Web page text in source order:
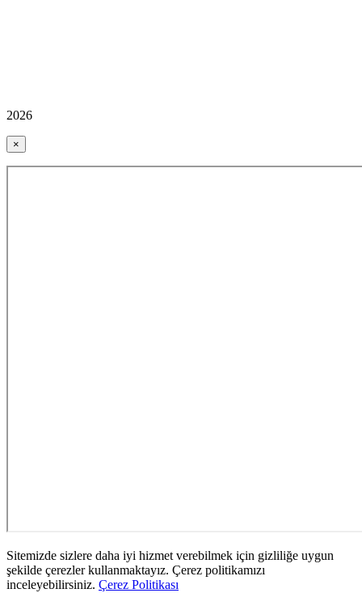
2026
×
Sitemizde sizlere daha iyi hizmet verebilmek için gizliliğe uygun
şekilde çerezler kullanmaktayız. Çerez politikamızı
inceleyebilirsiniz. Çerez Politikası